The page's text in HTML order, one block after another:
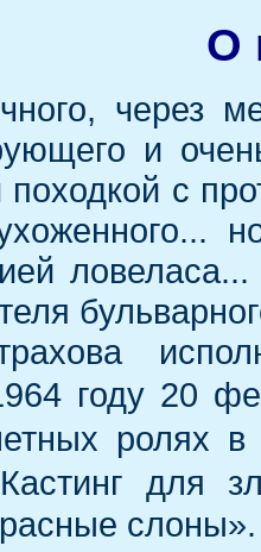
О
через
и
походкой с
году 20
ролях в
для
слоны».